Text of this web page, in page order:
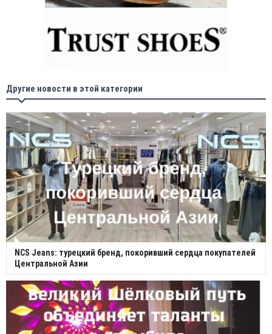
Другие новости в этой категории
NCS Jeans: турецкий бренд, покоривший сердца покупателей
Центральной Азии